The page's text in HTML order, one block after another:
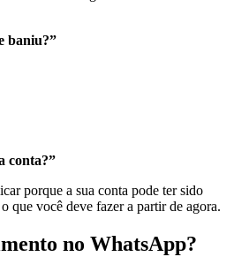
baniu?”
conta?”
porque a sua conta pode ter sido
que você deve fazer a partir de agora.
no WhatsApp?